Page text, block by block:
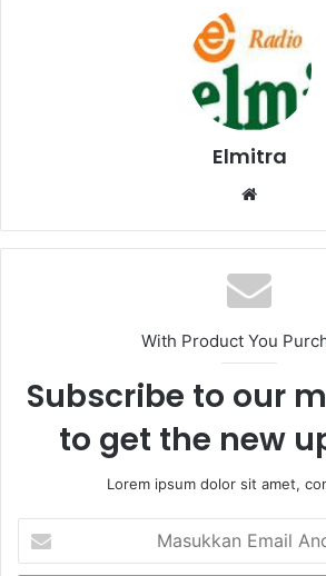
Elmitra
Website
With Product You
Subscribe to our
to get the new
Lorem ipsum dolor sit amet,
Email